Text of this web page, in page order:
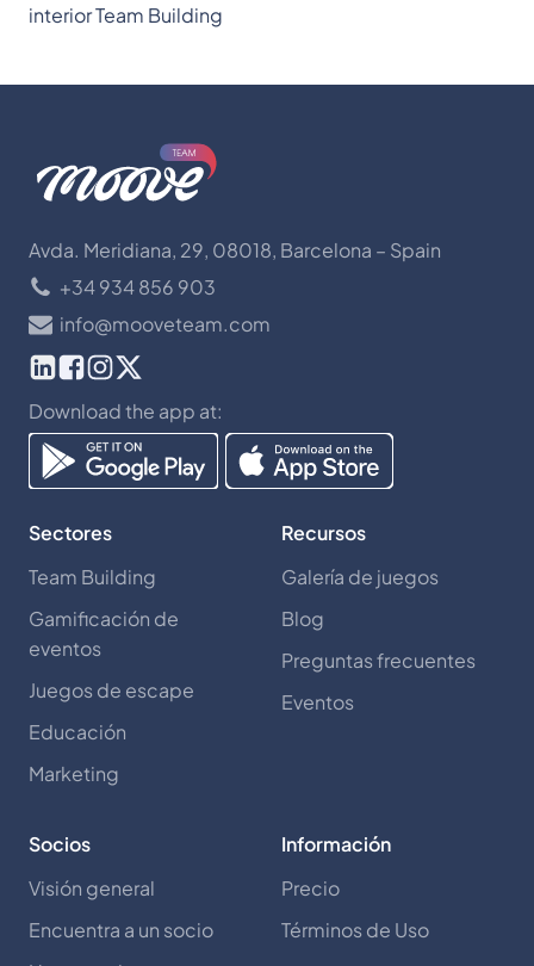
interiorTeam Building
Avda. Meridiana, 29, 08018, Barcelona – Spain
+34 934 856 903
info@mooveteam.com
Download the app at:
Sectores
Team Building
Gamificación de
eventos
Juegos de escape
Educación
Marketing
Recursos
Galería de juegos
Blog
Preguntas frecuentes
Eventos
Socios
Visión general
Encuentra a un socio
Información
Precio
Términos de Uso